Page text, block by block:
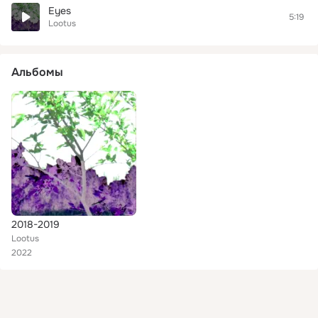
Eyes
Lootus
5:19
Альбомы
2018-2019
Lootus
2022